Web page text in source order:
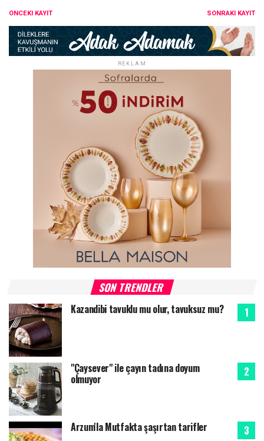
SONRAKI KAYIT
ÖNCEKI KAYIT
REKLAM
SON TRENDLER
Kazandibi tavuklu mu olur, tavuksuz mu?
"Çaysever" ile çayın tadına doyum
olmuyor
Arzum'la Mutfakta şaşırtan tarifler